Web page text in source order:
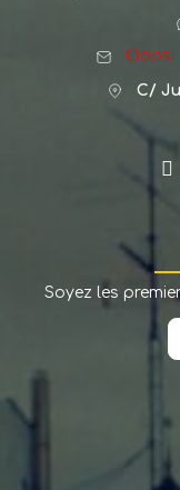
Oops!
C/
Soyez les